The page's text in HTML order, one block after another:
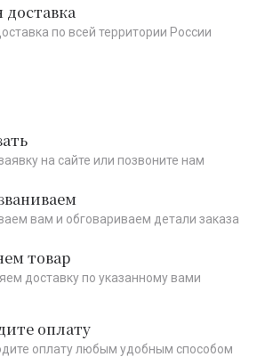
доставка
по всей территории России
на сайте или позвоните нам
вам и обговариваем детали заказа
товар
доставку по указанному вами
оплату
оплату любым удобным способом